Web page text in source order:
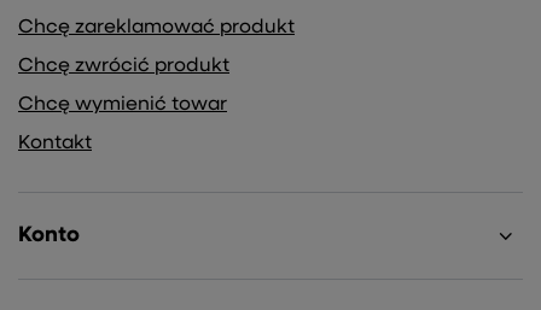
Chcę zareklamować produkt
Chcę zwrócić produkt
Chcę wymienić towar
Kontakt
Konto